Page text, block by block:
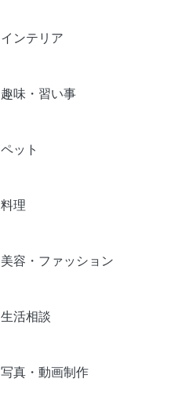
インテリア
趣味・習い事
ペット
料理
美容・ファッション
生活相談
写真・動画制作